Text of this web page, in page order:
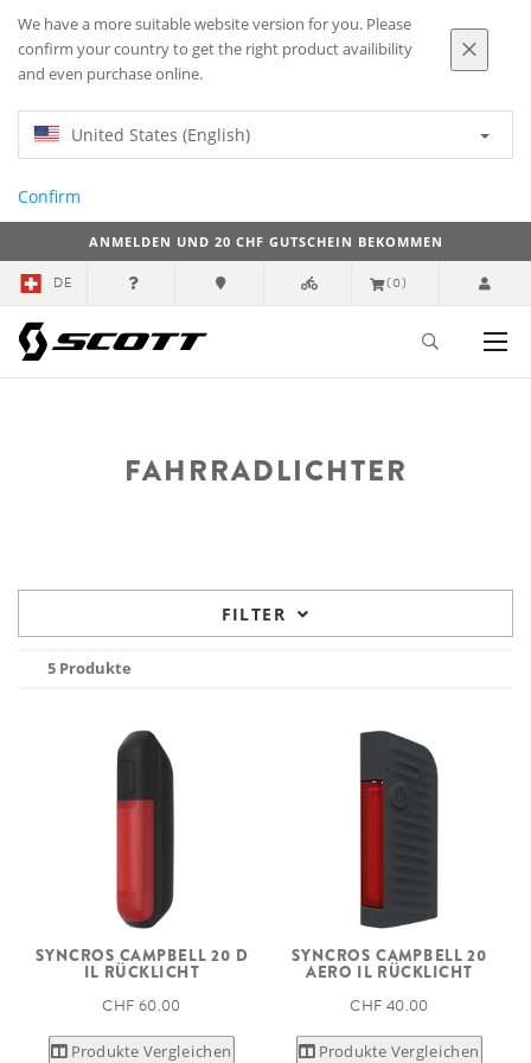
We have a more suitable website version for you. Please
confirm your country to get the right product availibility
and even purchase online.
United States (English)
Confirm
ANMELDEN UND 20 CHF GUTSCHEIN BEKOMMEN
DE (0)
FAHRRADLICHTER
FILTER
5 Produkte
SYNCROS CAMPBELL 20 D
IL RÜCKLICHT
CHF 60.00
Produkte Vergleichen
SYNCROS CAMPBELL 20
AERO IL RÜCKLICHT
CHF 40.00
Produkte Vergleichen